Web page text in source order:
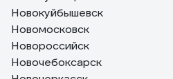
Новокуйбышевск
Новомосковск
Новороссийск
Новочебоксарск